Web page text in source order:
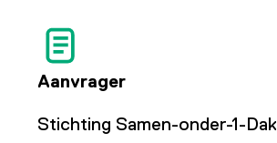
Aanvrager
Stichting Samen-onder-1-Dak